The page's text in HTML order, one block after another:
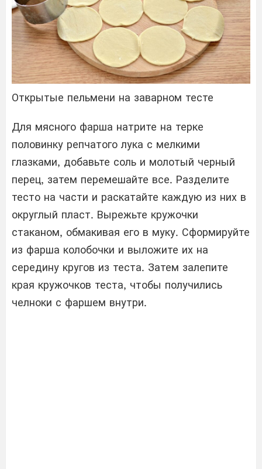
Открытые пельмени на заварном тесте
Для мясного фарша натрите на терке
половинку репчатого лука с мелкими
глазками, добавьте соль и молотый черный
перец, затем перемешайте все. Разделите
тесто на части и раскатайте каждую из них в
округлый пласт. Вырежьте кружочки
стаканом, обмакивая его в муку. Сформируйте
из фарша колобочки и выложите их на
середину кругов из теста. Затем залепите
края кружочков теста, чтобы получились
челноки с фаршем внутри.